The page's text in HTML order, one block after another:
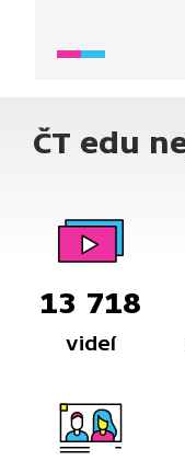
ČT edu
13 718
videí